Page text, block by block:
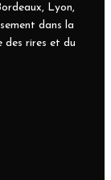
Lyon,
dans la
des rires et du